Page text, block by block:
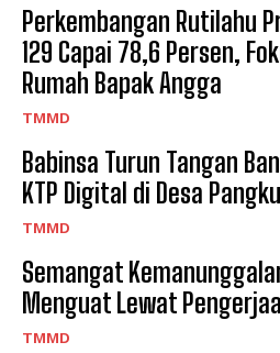
Perkembangan Rutilahu
129 Capai 78,6 Persen,
Rumah Bapak Angga
TMMD
Babinsa Turun Tangan
KTP Digital di Desa
TMMD
Semangat
Menguat Lewat
TMMD